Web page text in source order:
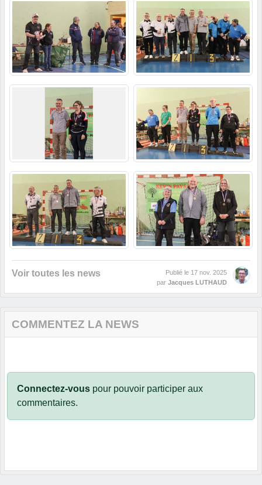
Voir toutes les news Publié le 17 nov. 2025
par Jacques LUTHAUD
COMMENTEZ LA NEWS
Connectez-vous pour pouvoir participer aux
commentaires.